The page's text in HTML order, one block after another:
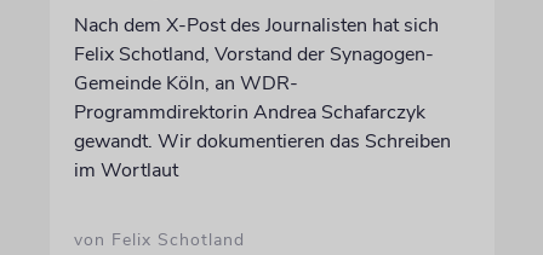
Nach dem X-Post des Journalisten hat sich
Felix Schotland, Vorstand der Synagogen-
Gemeinde Köln, an WDR-
Programmdirektorin Andrea Schafarczyk
gewandt. Wir dokumentieren das Schreiben
im Wortlaut
von Felix Schotland